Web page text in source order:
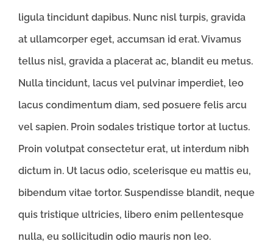
ligula tincidunt dapibus. Nunc nisl turpis, gravida
at ullamcorper eget, accumsan id erat. Vivamus
tellus nisl, gravida a placerat ac, blandit eu metus.
Nulla tincidunt, lacus vel pulvinar imperdiet, leo
lacus condimentum diam, sed posuere felis arcu
vel sapien. Proin sodales tristique tortor at luctus.
Proin volutpat consectetur erat, ut interdum nibh
dictum in. Ut lacus odio, scelerisque eu mattis eu,
bibendum vitae tortor. Suspendisse blandit, neque
quis tristique ultricies, libero enim pellentesque
nulla, eu sollicitudin odio mauris non leo.